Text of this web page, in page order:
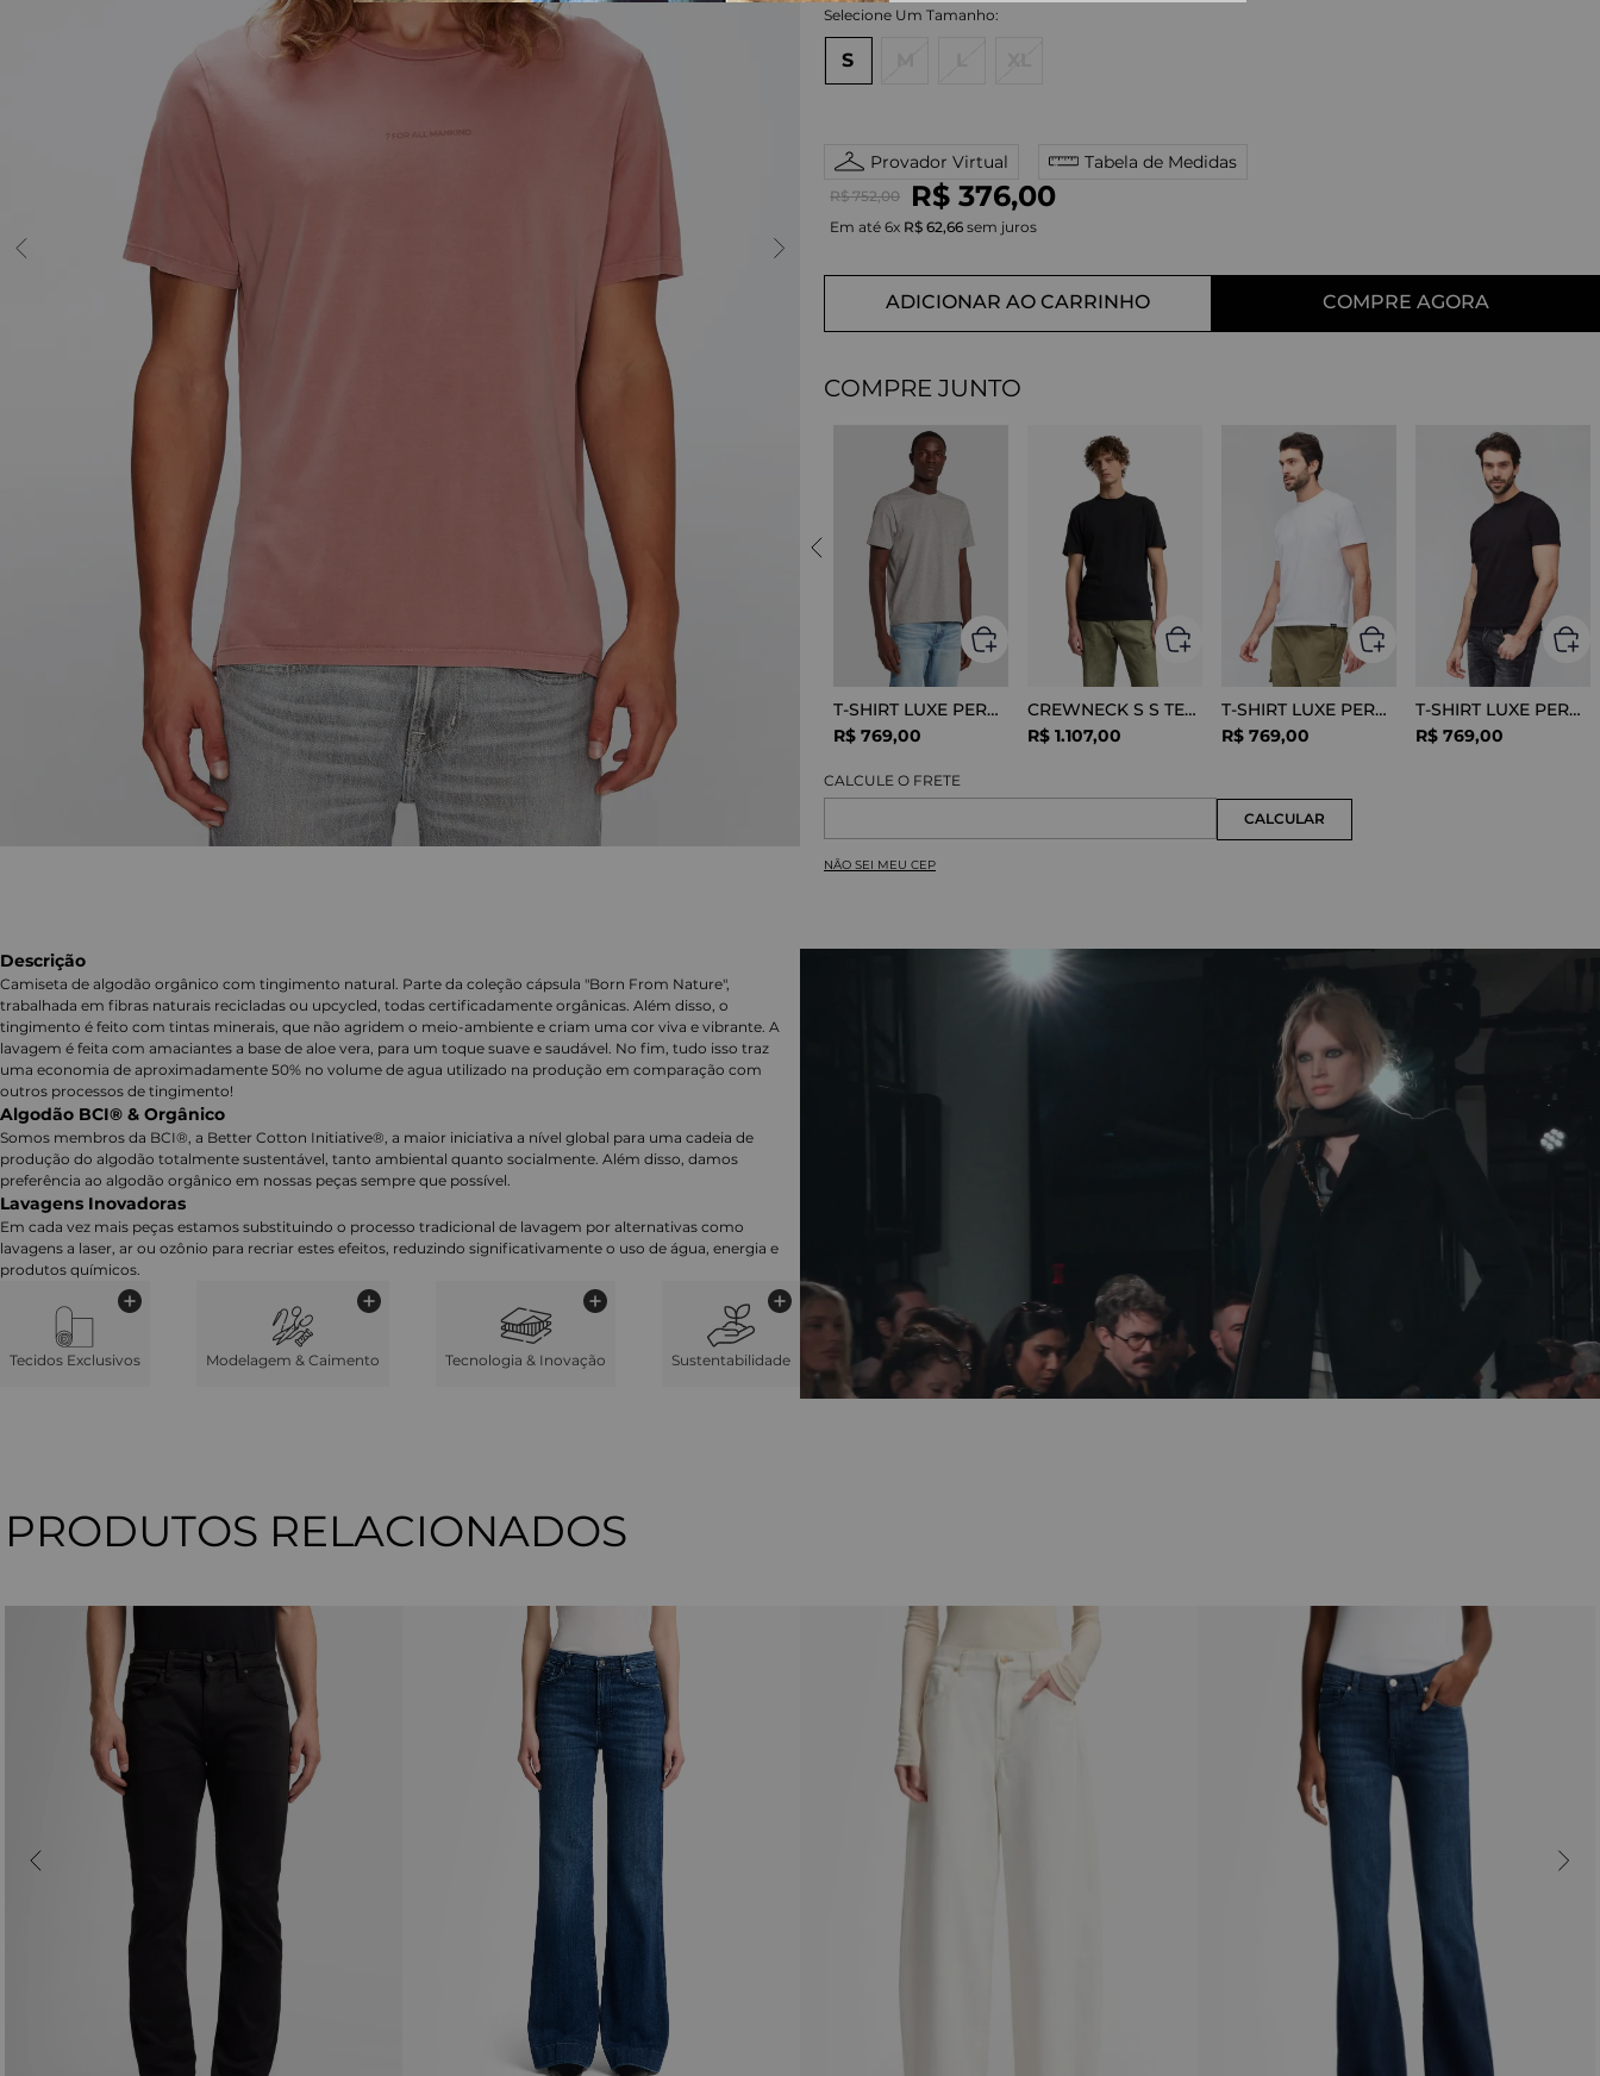
S
Provador Virtual Tabela de Medidas
R$ 752,00 R$ 376,00
Em até 6x R$ 62,66 sem juros
ADICIONAR AO CARRINHO COMPRE AGORA
COMPRE JUNTO
T-SHIRT LUXE PERFOR GREY MELANGE
R$ 769,00
CREWNECK S S TEE COTTON BLACK
R$ 1.107,00
T-SHIRT LUXE PERFORMANCE WHITE
R$ 769,00
T-SHIRT LUXE PERFORMANCE BLACK
R$ 769,00
NÃO SEI MEU CEP
Descrição
Camiseta de algodão orgânico com tingimento natural. Parte da coleção cápsula "Born From Nature",
trabalhada em fibras naturais recicladas ou upcycled, todas certificadamente orgânicas. Além disso, o
tingimento é feito com tintas minerais, que não agridem o meio-ambiente e criam uma cor viva e vibrante. A
lavagem é feita com amaciantes a base de aloe vera, para um toque suave e saudável. No fim, tudo isso traz
uma economia de aproximadamente 50% no volume de agua utilizado na produção em comparação com
outros processos de tingimento!
Algodão BCI® & Orgânico
Somos membros da BCI®, a Better Cotton Initiative®, a maior iniciativa a nível global para uma cadeia de
produção do algodão totalmente sustentável, tanto ambiental quanto socialmente. Além disso, damos
preferência ao algodão orgânico em nossas peças sempre que possível.
Lavagens Inovadoras
Em cada vez mais peças estamos substituindo o processo tradicional de lavagem por alternativas como
lavagens a laser, ar ou ozônio para recriar estes efeitos, reduzindo significativamente o uso de água, energia e
produtos químicos.
Tecidos Exclusivos Modelagem & Caimento Tecnologia & Inovação Sustentabilidade
PRODUTOS RELACIONADOS